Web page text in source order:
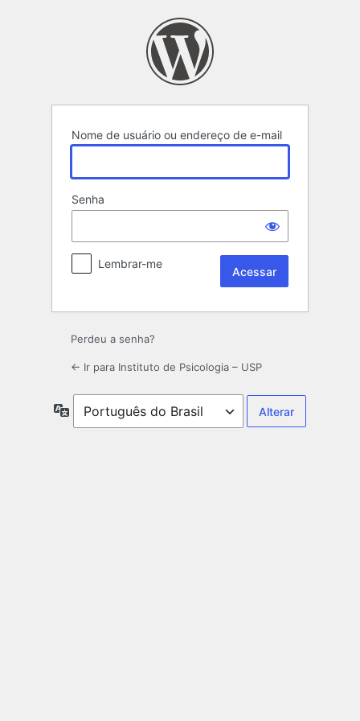
Nome de usuário ou endereço de e-mail
Senha
Lembrar-me
Perdeu a senha?
← Ir para Instituto de Psicologia – USP
Idioma